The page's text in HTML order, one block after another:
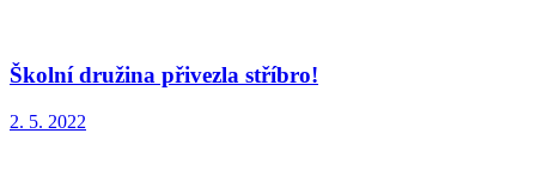
Školní družina přivezla stříbro!
2. 5. 2022